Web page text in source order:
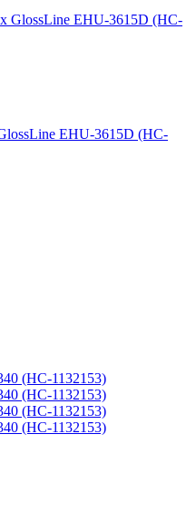
EHU-3615D (HC-